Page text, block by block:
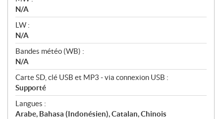
N/A
LW :
N/A
Bandes météo (WB) :
N/A
Carte SD, clé USB et MP3 - via connexion USB :
Supporté
Langues :
Arabe, Bahasa (Indonésien), Catalan, Chinois